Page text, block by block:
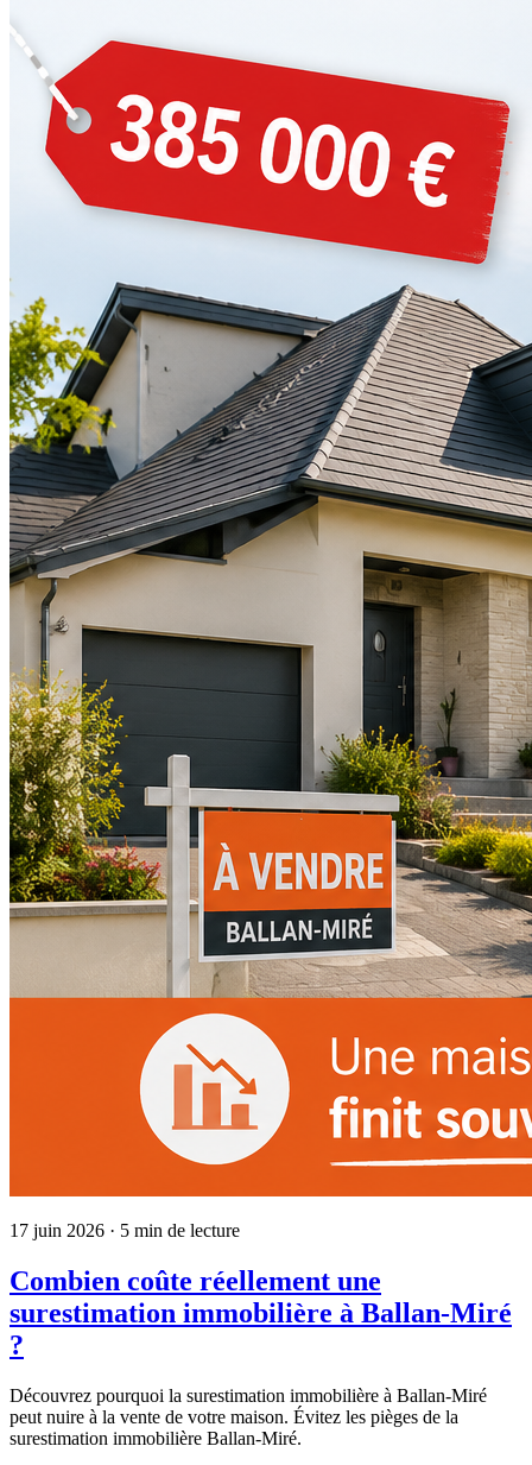
17 juin 2026 · 5 min de lecture
Combien coûte réellement une
surestimation immobilière à Ballan-Miré
?
Découvrez pourquoi la surestimation immobilière à Ballan-Miré
peut nuire à la vente de votre maison. Évitez les pièges de la
surestimation immobilière Ballan-Miré.